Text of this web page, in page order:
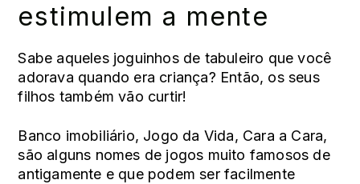
estimulem a mente
Sabe aqueles joguinhos de tabuleiro que você
adorava quando era criança? Então, os seus
filhos também vão curtir!
Banco imobiliário, Jogo da Vida, Cara a Cara,
são alguns nomes de jogos muito famosos de
antigamente e que podem ser facilmente